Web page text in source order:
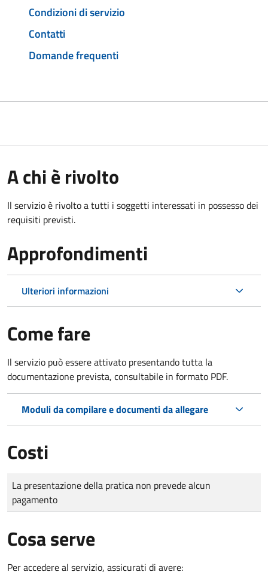
Condizioni di servizio
Contatti
Domande frequenti
A chi è rivolto
Il servizio è rivolto a tutti i soggetti interessati in possesso dei
requisiti previsti.
Approfondimenti
Ulteriori informazioni
Come fare
Il servizio può essere attivato presentando tutta la
documentazione prevista, consultabile in formato PDF.
Moduli da compilare e documenti da allegare
Costi
Tipo di pagamento
Importo
La presentazione della pratica non prevede alcun
pagamento
Cosa serve
Per accedere al servizio, assicurati di avere: